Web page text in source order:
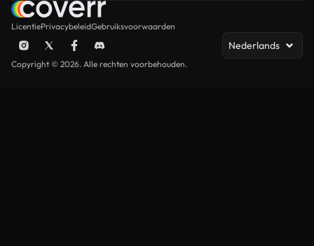
LicentiePrivacybeleidGebruiksvoorwaarden
Nederlands
Copyright © 2026. Alle rechten voorbehouden.